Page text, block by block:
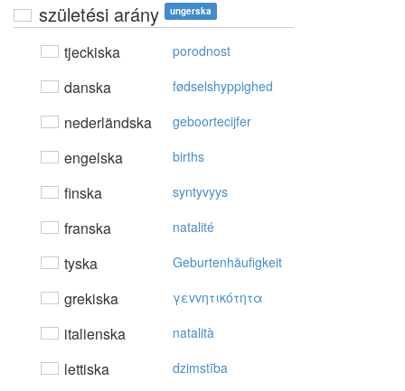
születési arány ungerska
tjeckiska porodnost
danska fødselshyppighed
nederländska geboortecijfer
engelska births
finska syntyvyys
franska natalité
tyska Geburtenhäufigkeit
grekiska γεvvητικότητα
italienska natalità
lettiska dzimstība